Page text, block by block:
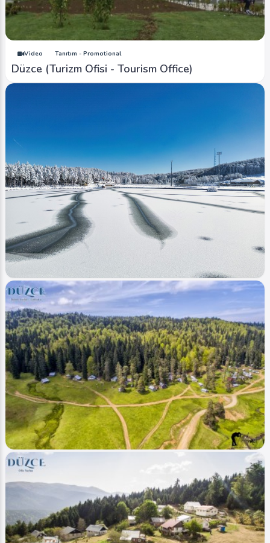
Image Akarsular - Streams
Düzce Melen Boyları (meander)
0 5788 0
Video Tanıtım - Promotional
Düzce (Turizm Ofisi - Tourism Office)
Image Yaylalar - Plateaus
Balıklı Yaylası - Balikli Plateau
0 5391 0